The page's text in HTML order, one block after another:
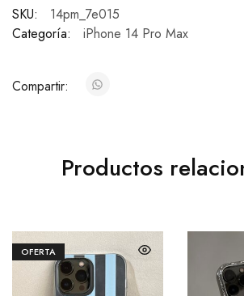
SKU:
14pm_7e015
Categoría:
iPhone 14 Pro Max
Compartir:
Productos
OFERTA